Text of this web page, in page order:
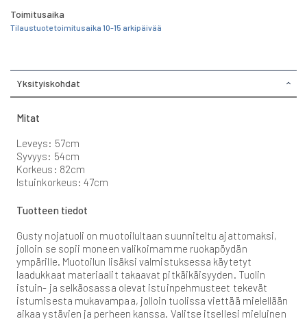
Toimitusaika
Tilaustuote toimitusaika 10-15 arkipäivää
Yksityiskohdat
Mitat
Leveys: 57cm
Syvyys: 54cm
Korkeus: 82cm
Istuinkorkeus: 47cm
Tuotteen tiedot
Gusty nojatuoli on muotoilultaan suunniteltu ajattomaksi,
jolloin se sopii moneen valikoimamme ruokapöydän
ympärille. Muotoilun lisäksi valmistuksessa käytetyt
laadukkaat materiaalit takaavat pitkäikäisyyden. Tuolin
istuin- ja selkäosassa olevat istuinpehmusteet tekevät
istumisesta mukavampaa, jolloin tuolissa viettää mielellään
aikaa ystävien ja perheen kanssa. Valitse itsellesi mieluinen